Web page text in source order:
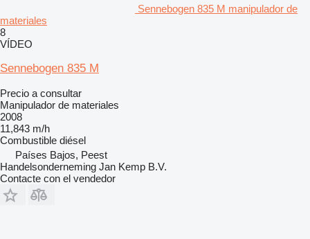
Sennebogen 835 M manipulador de
materiales
8
VÍDEO
Sennebogen 835 M
Precio a consultar
Manipulador de materiales
2008
11,843 m/h
Combustible diésel
Países Bajos, Peest
Handelsonderneming Jan Kemp B.V.
Contacte con el vendedor